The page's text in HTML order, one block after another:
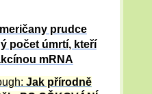
prudce
počet úmrtí, kteří
mRNA
Jak přírodně